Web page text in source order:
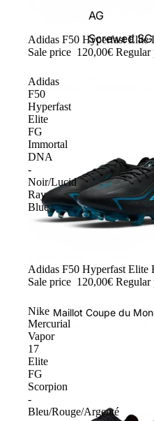
AG
Screwed SG
Maillot Coupe du
-54%
Adidas F50 Hyperfast
Sale price 120,00€ Regular
Adidas
F50
Hyperfast
Elite
FG
Immortal
DNA
-
Noir/Lucid
Ray
Blue
-54%
Adidas F50 Hyperfast
Sale price 120,00€ Regular
Nike
Mercurial
Vapor
17
Elite
FG
Scorpion
-
Bleu/Rouge/Argenté